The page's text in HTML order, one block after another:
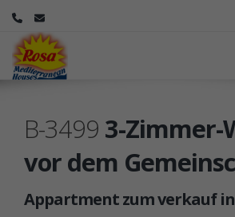
B-3499 3-Zimmer-
vor dem
Appartment zum verkauf